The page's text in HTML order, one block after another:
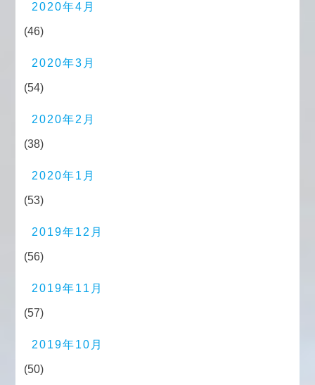
2020年4月
(46)
2020年3月
(54)
2020年2月
(38)
2020年1月
(53)
2019年12月
(56)
2019年11月
(57)
2019年10月
(50)